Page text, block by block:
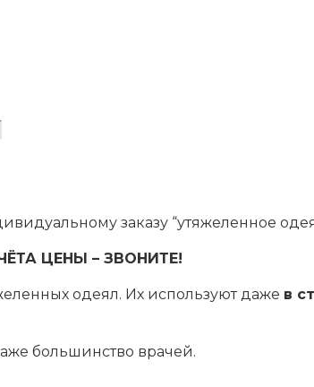
заказу “утяжеленное
ЦЕНЫ – ЗВОНИТЕ!
одеял. Их используют даже в
большинство врачей.